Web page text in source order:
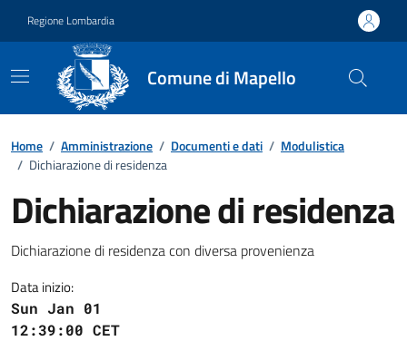
Regione Lombardia
Comune di Mapello
Dettagli del documento
Home / Amministrazione / Documenti e dati / Modulistica
/ Dichiarazione di residenza
Dichiarazione di residenza
Dichiarazione di residenza con diversa provenienza
Data inizio:
Sun Jan 01
12:39:00 CET